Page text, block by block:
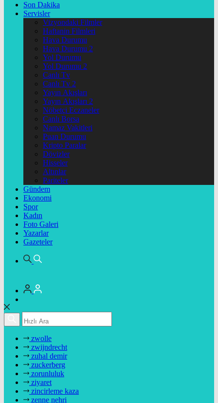
Son Dakika
Servisler
Vizyondaki Filmler
Haftanin Filmleri
Hava Durumu
Hava Durumu 2
Yol Durumu
Yol Durumu 2
Canlı Tv
Canlı Tv 2
Yayın Akışları
Yayın Akışları 2
Nöbetçi Eczaneler
Canlı Borsa
Namaz Vakitleri
Puan Durumu
Kripto Paralar
Dövizler
Hisseler
Altınlar
Pariteler
Gündem
Ekonomi
Spor
Kadın
Foto Galeri
Yazarlar
Gazeteler
zwolle
zwijndrecht
zuhal demir
zuckerberg
zorunluluk
ziyaret
zincirleme kaza
zenne nehri